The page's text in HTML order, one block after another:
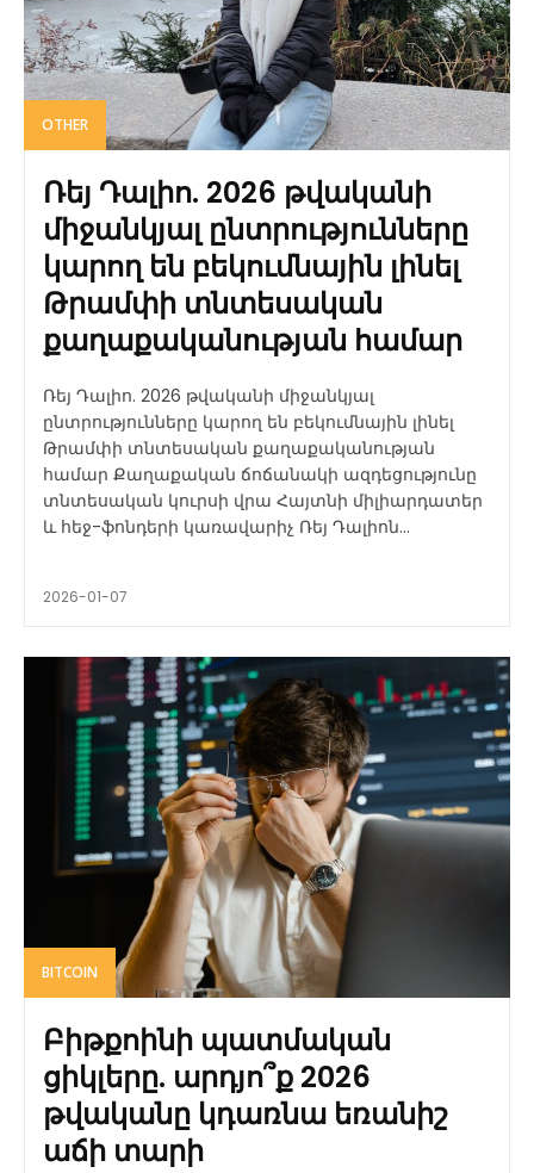
OTHER
Ռեյ Դալիո. 2026 թվականի
միջանկյալ ընտրությունները
կարող են բեկումնային լինել
Թրամփի տնտեսական
քաղաքականության համար
Ռեյ Դալիո. 2026 թվականի միջանկյալ
ընտրությունները կարող են բեկումնային լինել
Թրամփի տնտեսական քաղաքականության
համար Քաղաքական ճոճանակի ազդեցությունը
տնտեսական կուրսի վրա Հայտնի միլիարդատեր
և հեջ-ֆոնդերի կառավարիչ Ռեյ Դալիոն...
2026-01-07
BITCOIN
Բիթքոինի պատմական
ցիկլերը. արդյո՞ք 2026
թվականը կդառնա եռանիշ
աճի տարի